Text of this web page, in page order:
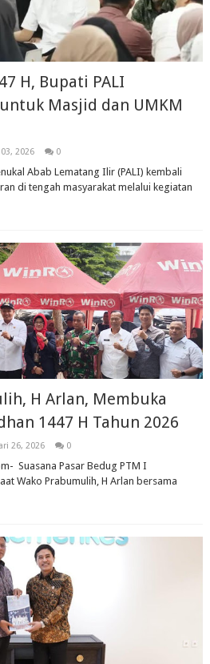
H, Bupati PALI
Masjid dan UMKM
2026 0
Abab Lematang Ilir (PALI) kembali
di tengah masyarakat melalui kegiatan
H Arlan, Membuka
1447 H Tahun 2026
26, 2026 0
Suasana Pasar Bedug PTM I
Wako Prabumulih, H Arlan bersama